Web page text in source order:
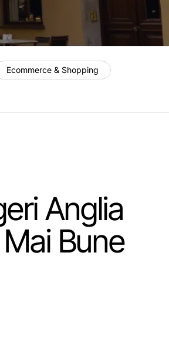
Ecommerce & Shopping
Anglia
Bune